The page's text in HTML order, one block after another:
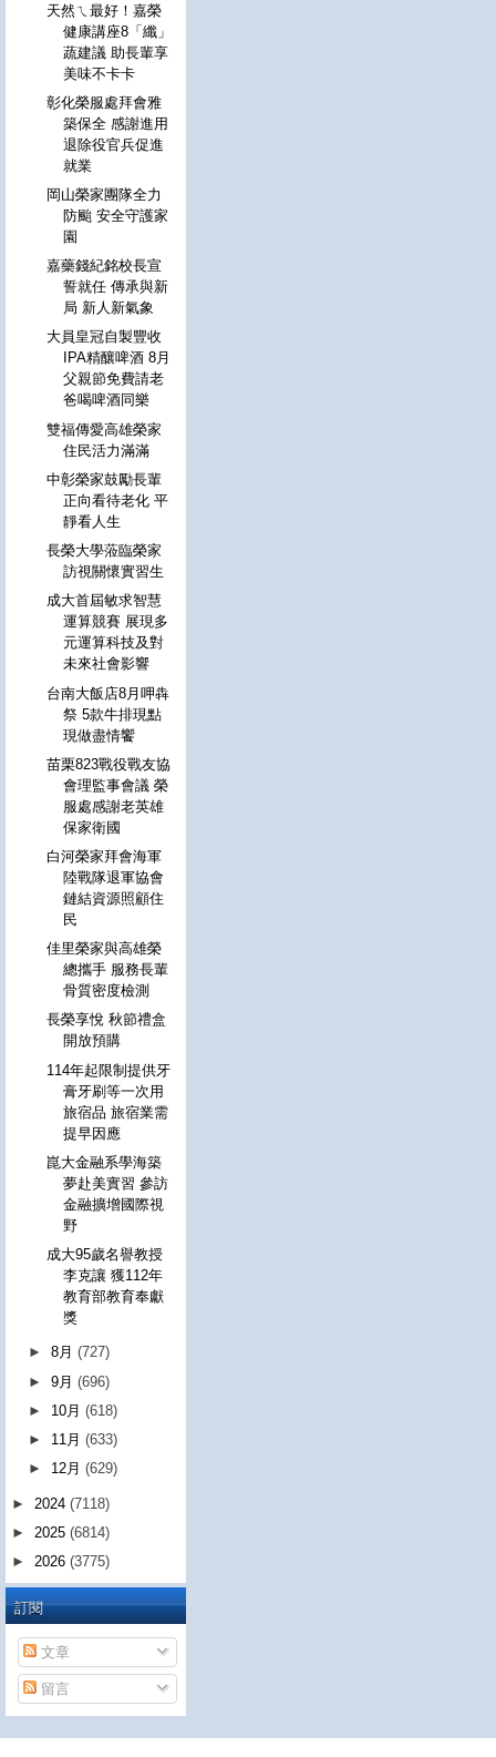
天然ㄟ最好！嘉榮
健康講座8「纖」
蔬建議 助長輩享
美味不卡卡
彰化榮服處拜會雅
築保全 感謝進用
退除役官兵促進
就業
岡山榮家團隊全力
防颱 安全守護家
園
嘉藥錢紀銘校長宣
誓就任 傳承與新
局 新人新氣象
大員皇冠自製豐收
IPA精釀啤酒 8月
父親節免費請老
爸喝啤酒同樂
雙福傳愛高雄榮家
住民活力滿滿
中彰榮家鼓勵長輩
正向看待老化 平
靜看人生
長榮大學蒞臨榮家
訪視關懷實習生
成大首屆敏求智慧
運算競賽 展現多
元運算科技及對
未來社會影響
台南大飯店8月呷犇
祭 5款牛排現點
現做盡情饗
苗栗823戰役戰友協
會理監事會議 榮
服處感謝老英雄
保家衛國
白河榮家拜會海軍
陸戰隊退軍協會
鏈結資源照顧住
民
佳里榮家與高雄榮
總攜手 服務長輩
骨質密度檢測
長榮享悅 秋節禮盒
開放預購
114年起限制提供牙
膏牙刷等一次用
旅宿品 旅宿業需
提早因應
崑大金融系學海築
夢赴美實習 參訪
金融擴增國際視
野
成大95歲名譽教授
李克讓 獲112年
教育部教育奉獻
獎
►8月(727)
►9月(696)
► 10月(618)
► 11月(633)
► 12月(629)
► 2024 (7118)
► 2025 (6814)
► 2026 (3775)
訂閱
文章
留言